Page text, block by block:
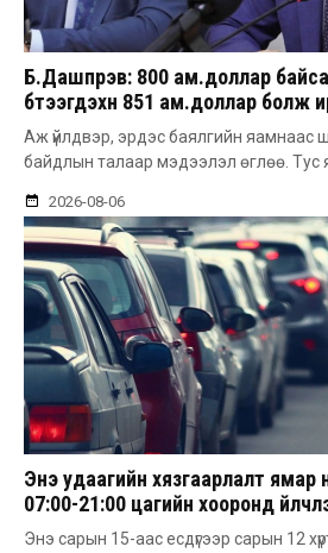
Б.Дашпүрэв: 800 ам.доллар
бүтээгдэхүүн 851 ам.доллар болж
Аж үйлдвэр, эрдэс баялгийн яамнаас
байдлын талаар мэдээлэл өглөө. Тус
2026-08-06
Энэ удаагийн хязгаарлалт ямар
07:00-21:00 цагийн хооронд
Энэ сарын 15-аас есдүгээр сарын 12